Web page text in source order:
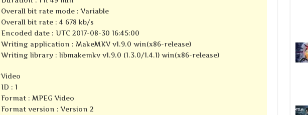
Overall bit rate mode : Variable
Overall bit rate : 4 678 kb/s
Encoded date : UTC 2017-08-30 16:45:00
Writing application : MakeMKV v1.9.0 win(x86-release)
Writing library : libmakemkv v1.9.0 (1.3.0/1.4.1) win(x86-release)
Video
ID : 1
Format : MPEG Video
Format version : Version 2